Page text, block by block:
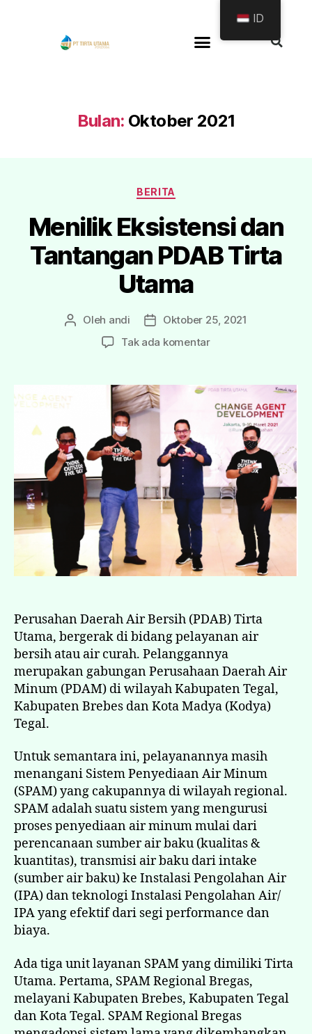
Bulan: Oktober 2021
BERITA
Menilik Eksistensi dan
Tantangan PDAB Tirta
Utama
Oleh andi
Oktober 25, 2021
Tak ada komentar
Perusahan Daerah Air Bersih (PDAB) Tirta
Utama, bergerak di bidang pelayanan air
bersih atau air curah. Pelanggannya
merupakan gabungan Perusahaan Daerah Air
Minum (PDAM) di wilayah Kabupaten Tegal,
Kabupaten Brebes dan Kota Madya (Kodya)
Tegal.
Untuk semantara ini, pelayanannya masih
menangani Sistem Penyediaan Air Minum
(SPAM) yang cakupannya di wilayah regional.
SPAM adalah suatu sistem yang mengurusi
proses penyediaan air minum mulai dari
perencanaan sumber air baku (kualitas &
kuantitas), transmisi air baku dari intake
(sumber air baku) ke Instalasi Pengolahan Air
(IPA) dan teknologi Instalasi Pengolahan Air/
IPA yang efektif dari segi performance dan
biaya.
Ada tiga unit layanan SPAM yang dimiliki Tirta
Utama. Pertama, SPAM Regional Bregas,
melayani Kabupaten Brebes, Kabupaten Tegal
dan Kota Tegal. SPAM Regional Bregas
ID